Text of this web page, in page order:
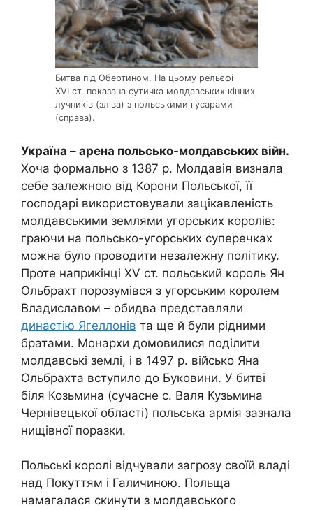
Битва під Обертином. На цьому рельєфі
XVI ст. показана сутичка молдавських кінних
лучників (зліва) з польськими гусарами
(справа).
Україна – арена польсько-молдавських війн.
Хоча формально з 1387 р. Молдавія визнала
себе залежною від Корони Польської, її
господарі використовували зацікавленість
молдавськими землями угорських королів:
граючи на польсько-угорських суперечках
можна було проводити незалежну політику.
Проте наприкінці XV ст. польський король Ян
Ольбрахт порозумівся з угорським королем
Владиславом – обидва представляли
династію Ягеллонів та ще й були рідними
братами. Монархи домовилися поділити
молдавські землі, і в 1497 р. військо Яна
Ольбрахта вступило до Буковини. У битві
біля Козьмина (сучасне с. Валя Кузьмина
Чернівецької області) польська армія зазнала
нищівної поразки.
Польські королі відчували загрозу своїй владі
над Покуттям і Галичиною. Польща
намагалася скинути з молдавського